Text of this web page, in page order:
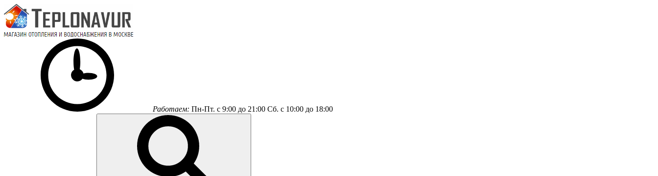
Работаем: Пн-Пт. с 9:00 до 21:00 Сб. с 10:00 до 18:00